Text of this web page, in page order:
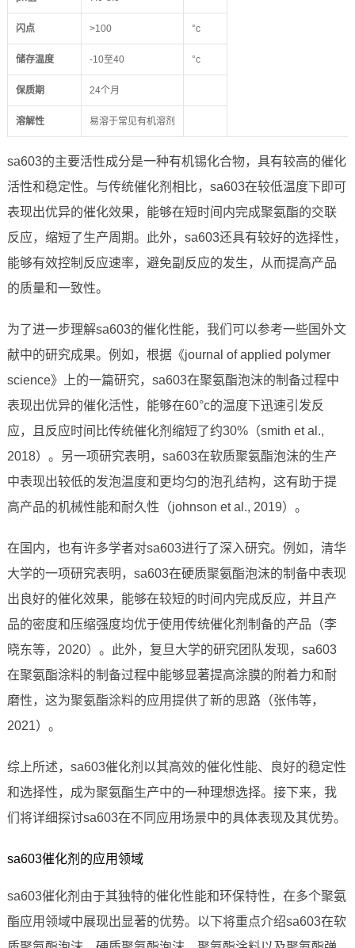
闪点 >100 °c
储存温度 -10至40 °c
保质期 24个月
溶解性 易溶于常见有机溶剂
sa603的主要活性成分是一种有机锡化合物，具有较高的催化
活性和稳定性。与传统催化剂相比，sa603在较低温度下即可
表现出优异的催化效果，能够在短时间内完成聚氨酯的交联
反应，缩短了生产周期。此外，sa603还具有较好的选择性，
能够有效控制反应速率，避免副反应的发生，从而提高产品
的质量和一致性。
为了进一步理解sa603的催化性能，我们可以参考一些国外文
献中的研究成果。例如，根据《journal of applied polymer
science》上的一篇研究，sa603在聚氨酯泡沫的制备过程中
表现出优异的催化活性，能够在60°c的温度下迅速引发反
应，且反应时间比传统催化剂缩短了约30%（smith et al.,
2018）。另一项研究表明，sa603在软质聚氨酯泡沫的生产
中表现出较低的发泡温度和更均匀的泡孔结构，这有助于提
高产品的机械性能和耐久性（johnson et al., 2019）。
在国内，也有许多学者对sa603进行了深入研究。例如，清华
大学的一项研究表明，sa603在硬质聚氨酯泡沫的制备中表现
出良好的催化效果，能够在较短的时间内完成反应，并且产
品的密度和压缩强度均优于使用传统催化剂制备的产品（李
晓东等，2020）。此外，复旦大学的研究团队发现，sa603
在聚氨酯涂料的制备过程中能够显著提高涂膜的附着力和耐
磨性，这为聚氨酯涂料的应用提供了新的思路（张伟等，
2021）。
综上所述，sa603催化剂以其高效的催化性能、良好的稳定性
和选择性，成为聚氨酯生产中的一种理想选择。接下来，我
们将详细探讨sa603在不同应用场景中的具体表现及其优势。
sa603催化剂的应用领域
sa603催化剂由于其独特的催化性能和环保特性，在多个聚氨
酯应用领域中展现出显著的优势。以下将重点介绍sa603在软